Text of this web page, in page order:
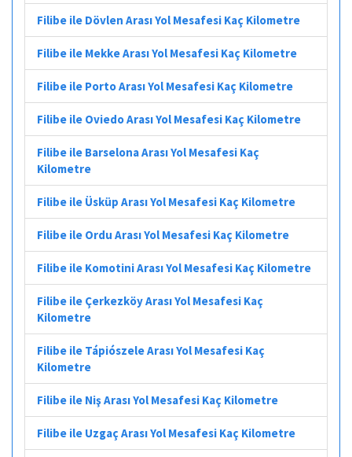
Filibe ile Dövlen Arası Yol Mesafesi Kaç Kilometre
Filibe ile Mekke Arası Yol Mesafesi Kaç Kilometre
Filibe ile Porto Arası Yol Mesafesi Kaç Kilometre
Filibe ile Oviedo Arası Yol Mesafesi Kaç Kilometre
Filibe ile Barselona Arası Yol Mesafesi Kaç
Kilometre
Filibe ile Üsküp Arası Yol Mesafesi Kaç Kilometre
Filibe ile Ordu Arası Yol Mesafesi Kaç Kilometre
Filibe ile Komotini Arası Yol Mesafesi Kaç Kilometre
Filibe ile Çerkezköy Arası Yol Mesafesi Kaç
Kilometre
Filibe ile Tápiószele Arası Yol Mesafesi Kaç
Kilometre
Filibe ile Niş Arası Yol Mesafesi Kaç Kilometre
Filibe ile Uzgaç Arası Yol Mesafesi Kaç Kilometre